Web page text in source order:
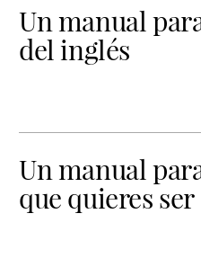
Un manual
del inglés
Un manual
que quieres ser